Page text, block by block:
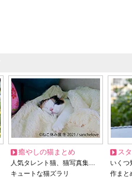
癒やしの猫まとめ
人気タレント猫、猫写真集…
キュートな猫ズラリ
ス
いく
作まと